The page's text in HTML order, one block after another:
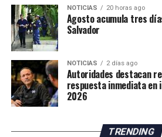
respuesta ante nuevos intentos
La situación mantiene en alerta a
españolas, mientras continúan las
atender la emergencia migratoria
fronterizo.
NOTICIAS 20 horas ago
Agosto acumula tres
Salvador
NOTICIAS 2 días ago
Autoridades destacan
respuesta inmediata
2026
TRENDING